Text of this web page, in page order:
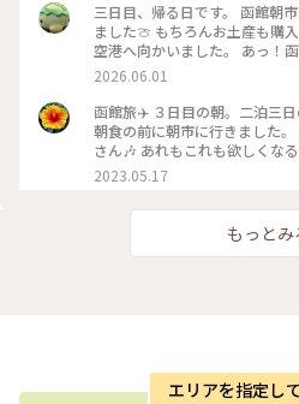
三日目、帰る日です。 函館朝
ました🍈 もちろんお土産も購
空港へ向かいました。 あっ！
所。 八幡坂ももちろん行って
みたけど、夜はいらなかったかも笑 三日間通して食事は
満足🍽️ 海鮮とアイスクリーム
館旅行はめっちゃ楽しかった💕 今
third day, we visited
throughout the three day. We ate plenty of seafood and
館旅行 #青函連絡船 #八幡坂 #
2026.06.01
函館旅✈️ ３日目の朝。二泊三日
朝食の前に朝市に行きました
さん🎶 あれもこれも欲しくな
カとか、乾き物中心にお買い
てるだけでも楽しい🎶 #私のことりっぷ旅 #レ
道 #函館 #市場
2023.05.17
もっとみ
エリアを指定し